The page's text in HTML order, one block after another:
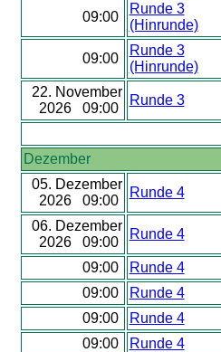
09:00
Runde 3
(Hinrunde)
09:00
Runde 3
(Hinrunde)
22. November
2026 09:00
Runde 3
Dezember
05. Dezember
2026 09:00
Runde 4
06. Dezember
2026 09:00
Runde 4
09:00 Runde 4
09:00
Runde 4
09:00
Runde 4
09:00
Runde 4